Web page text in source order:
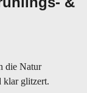
die Natur
klar glitzert.